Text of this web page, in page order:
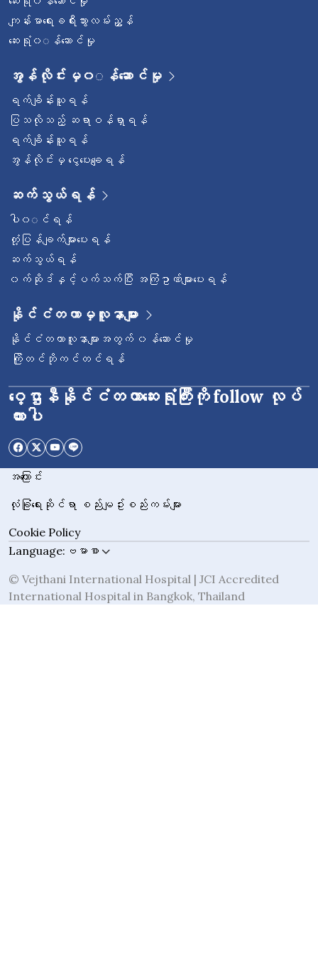
ကျန်းမာရေးခရီးသွားလမ်းညွှန်
ဆေးရုံ၀◌န်ဆောင်မှု
အွန်လိုင်းမှ၀◌န်ဆောင်မှု
ရက်ချိန်းယူရန်
ပြသလိုသည့် ဆရာဝန်ရှာရန်
ရက်ချိန်းယူရန်
အွန်လိုင်းမှ ငွေပေးချေရန်
ဆက်သွယ်ရန်
ပါ၀◌င်ရန်
တုံ့ပြန်ချက်များပေးရန်
ဆက်သွယ်ရန်
၀က်ဆိုဒ်နှင့်ပက်သက်ပြီး အကြံဥာဏ်များပေးရန်
နိုင်ငံတကာမှလူနာများ
နိုင်ငံတကာလူနာများအတွက် ၀န်ဆောင်မှု
ကြိုတင်ဘိုကင်တင်ရန်
ဝေ့ဌာနီနိုင်ငံတကာဆေးရုံကြီးကို follow လုပ်
ထားပါ
အကြောင်း
လုံခြုံရေးဆိုင်ရာ စည်းမျဥ်းစည်းကမ်းများ
Cookie Policy
© Vejthani International Hospital | JCI Accredited
International Hospital in Bangkok, Thailand
Language: ဗမာစာ